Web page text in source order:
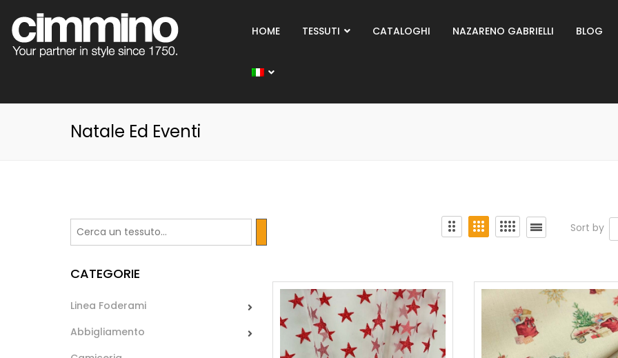
HOME TESSUTI CATALOGHI NAZARENO GABRIELLI BLOG
Natale Ed Eventi
Sort by
CATEGORIE
Linea Foderami
Abbigliamento